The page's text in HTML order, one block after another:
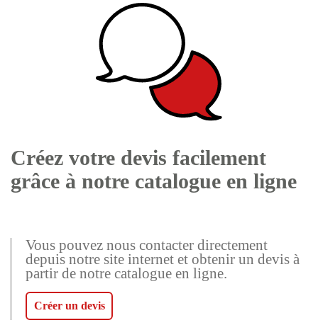
Créez votre devis facilement
grâce à notre catalogue en ligne
Vous pouvez nous contacter directement
depuis notre site internet et obtenir un devis à
partir de notre catalogue en ligne.
Créer un devis